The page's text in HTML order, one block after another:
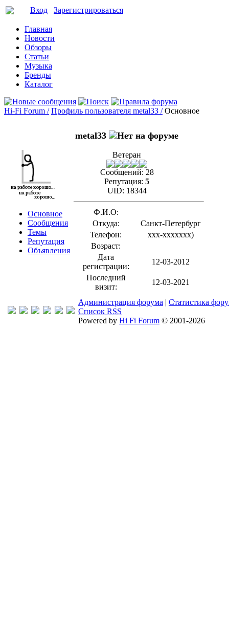
Вход Зарегистрироваться
Главная
Новости
Обзоры
Статьи
Музыка
Бренды
Каталог
Hi-Fi Forum / Профиль пользователя metal33 / Основное
Основное
Сообщения
Темы
Репутация
Объявления
metal33
Ветеран
Сообщений: 28
Репутация: 5
UID: 18344
Ф.И.О:
Откуда:
Санкт-Петербург
Телефон:
xxx-xxxxxxx)
Возраст:
Дата
регистрации:
12-03-2012
Последний
визит:
12-03-2021
Администрация форума | Статистика
Список RSS
Powered by Hi Fi Forum © 2001-2026